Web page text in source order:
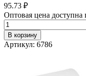
95.73 ₽
Оптовая цена доступна
В корзину
Артикул: 6786